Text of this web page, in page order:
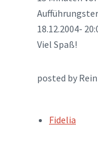
18.12.2004-
Viel Spaß!
posted by
TAGS:Fidelia